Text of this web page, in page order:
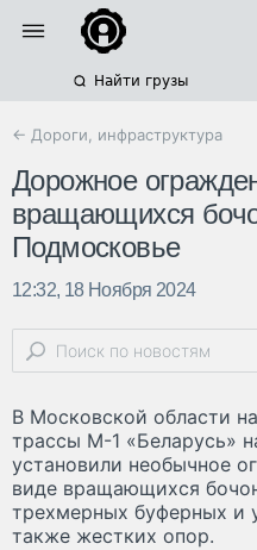
Найти грузы
← Дороги, инфраструктура
Дорожное
вращающихся
Подмосковье
12:32, 18 Ноября 2024
В Московской области
трассы М-1 «Беларусь»
установили необычное
виде вращающихся
трехмерных буферных
также жестких опор.